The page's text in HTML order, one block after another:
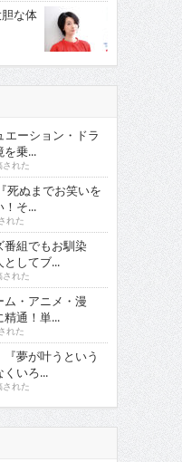
な体
ーション・ドラ
を乗...
れた
死ぬまでお笑いを
そ...
れた
組でもお馴染
してブ...
れた
・アニメ・漫
通！単...
れた
夢が叶うという
いろ...
れた